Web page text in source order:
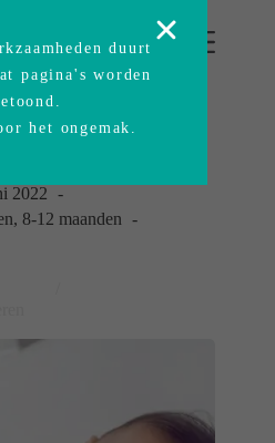
2022
, 8-12 maanden
duurt
pagina's worden
het ongemak.